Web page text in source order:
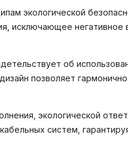
экологической
исключающее негативное
об
позволяет
экологической
систем,